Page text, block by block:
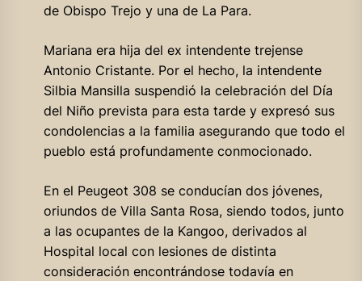
de Obispo Trejo y una de La Para.
Mariana era hija del ex intendente trejense
Antonio Cristante. Por el hecho, la intendente
Silbia Mansilla suspendió la celebración del Día
del Niño prevista para esta tarde y expresó sus
condolencias a la familia asegurando que todo el
pueblo está profundamente conmocionado.
En el Peugeot 308 se conducían dos jóvenes,
oriundos de Villa Santa Rosa, siendo todos, junto
a las ocupantes de la Kangoo, derivados al
Hospital local con lesiones de distinta
consideración encontrándose todavía en